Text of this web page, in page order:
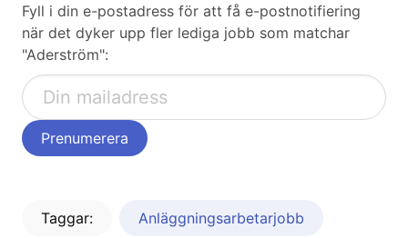
Fyll i din e-postadress för att få e-postnotifiering
när det dyker upp fler lediga jobb som matchar
"Aderström":
Taggar: Anläggningsarbetarjobb